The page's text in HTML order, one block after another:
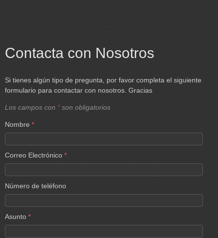
Contacta con Nosotros
Si tienes algún tipo de pregunta, por favor completa el siguiente
formulario para contactar con nosotros. Gracias
Los campos con *son obligatorios
Nombre *
Correo Electrónico *
Número de teléfono
Asunto *